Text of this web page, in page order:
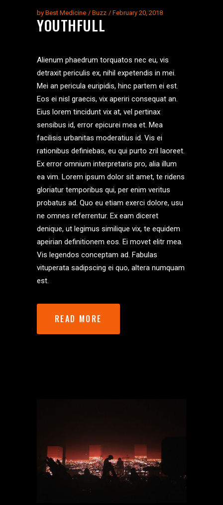
by Best Medicine Buzz February 20, 2018
YOUTHFULL
Alienum phaedrum torquatos nec eu, vis
detraxit periculis ex, nihil expetendis in mei.
Mei an pericula euripidis, hinc partem ei est.
Eos ei nisl graecis, vix aperiri consequat an.
Eius lorem tincidunt vix at, vel pertinax
sensibus id, error epicurei mea et. Mea
facilisis urbanitas moderatius id. Vis ei
rationibus definiebas, eu qui purto zril laoreet.
Ex error omnium interpretaris pro, alia illum
ea vim. Lorem ipsum dolor sit amet, te ridens
gloriatur temporibus qui, per enim veritus
probatus ad. Quo eu etiam exerci dolore, usu
ne omnes referrentur. Ex eam diceret
denique, ut legimus similique vix, te equidem
apeirian definitionem eos. Ei movet elitr mea.
Vis legendos conceptam ad. Fabulas
vituperata sadipscing ei quo, altera numquam
est.
READ MORE